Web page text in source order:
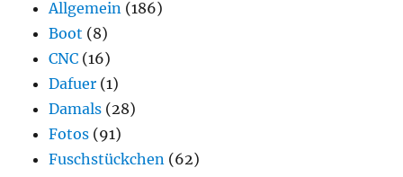
Allgemein (186)
Boot (8)
CNC (16)
Dafuer (1)
Damals (28)
Fotos (91)
Fuschstückchen (62)